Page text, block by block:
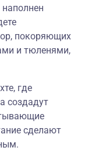
покоряющих
и тюленями,
где
создадут
сделают